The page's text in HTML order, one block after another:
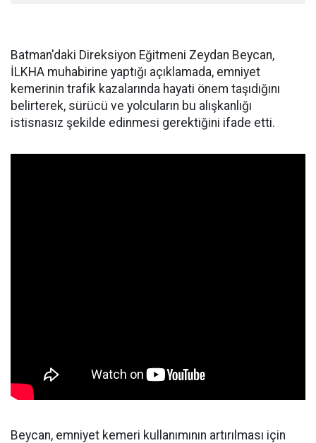
Batman'daki Direksiyon Eğitmeni Zeydan Beycan,
İLKHA muhabirine yaptığı açıklamada, emniyet
kemerinin trafik kazalarında hayati önem taşıdığını
belirterek, sürücü ve yolcuların bu alışkanlığı
istisnasız şekilde edinmesi gerektiğini ifade etti.
Beycan, emniyet kemeri kullanımının artırılması için